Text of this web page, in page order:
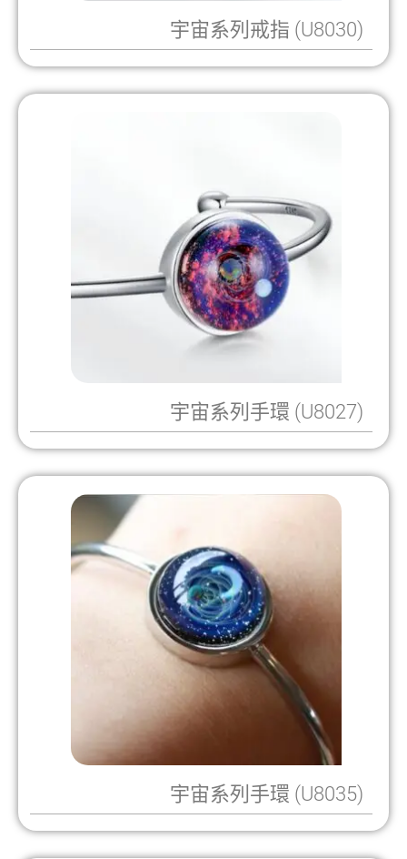
宇宙系列戒指 (U8030)
宇宙系列手環 (U8027)
宇宙系列手環 (U8035)